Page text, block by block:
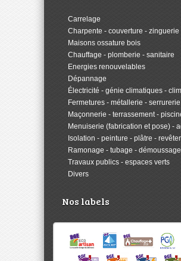
Carrelage
Charpente - couverture - zinguerie
Maisons ossature bois
Chauffage - plomberie - sanitaire
Energies renouvelables
Dépannage
Électricité - génie climatiques -
Fermetures - métallerie - serrurerie
Maçonnerie - terrassement -
Menuiserie (fabrication et pose) -
Isolation - peinture - plâtre -
Ramonage - tubage - démoussage
Travaux publics - espaces verts
Divers
Nos labels